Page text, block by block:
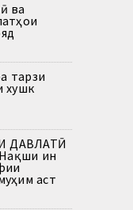
ва
тарзи
хушк
ДАВЛАТӢ
ин
аст